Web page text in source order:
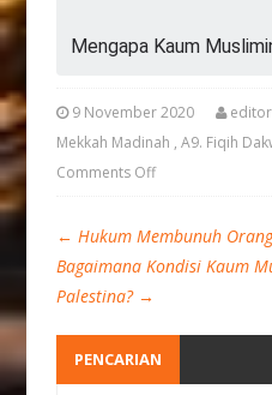
Mengapa Kaum
9 November 2020 editor
Mekkah Madinah ,A9. Fiqih
Comments Off
← Hukum Membunuh
Bagaimana Kondisi Kaum
Palestina? →
PENCARIAN